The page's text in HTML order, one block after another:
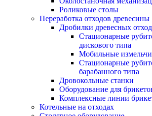
Роликовые столы
Переработка отходов древесины
Дробилки древесных
Стационарные
дискового типа
Мобильные
Стационарные
барабанного типа
Дровокольные станки
Оборудование для
Комплексные линии
Котельные на отходах